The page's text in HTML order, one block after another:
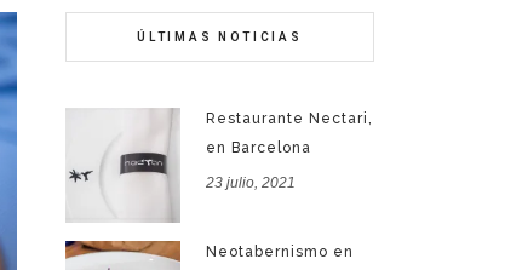
ÚLTIMAS NOTICIAS
Restaurante Nectari,
en Barcelona
23 julio, 2021
Neotabernismo en